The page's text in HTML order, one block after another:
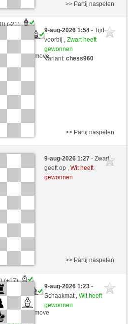
(-21)
0 seconds/move
>> Partij naspelen
9-aug-2026 1:54- Tijd
voorbij ,Zwart heeft
gewonnen
Variant:chess960
(-23)
>> Partij naspelen
9-aug-2026 1:27- Zwart
geeft op ,Wit heeft
gewonnen
(+17)
(-17)
0 seconds/move
>> Partij naspelen
9-aug-2026 1:23-
Schaakmat ,Wit heeft
gewonnen